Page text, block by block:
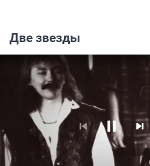
Две звезды